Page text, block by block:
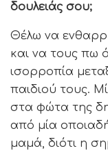
δουλειάς σου;
Θέλω να
και να τους πω
ισορροπία
παιδιού τους.
στα φώτα της
από μία
μαμά, διότι η